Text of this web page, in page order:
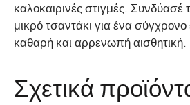
καλοκαιρινές στιγμές. Συνδύασέ
μικρό τσαντάκι για ένα
καθαρή και αρρενωπή αισθητική.
Σχετικά